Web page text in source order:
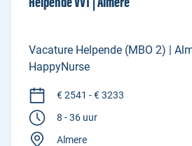
Vacature Helpende (MBO 2) |
HappyNurse
€ 2541 - € 3233
8 - 36 uur
Almere